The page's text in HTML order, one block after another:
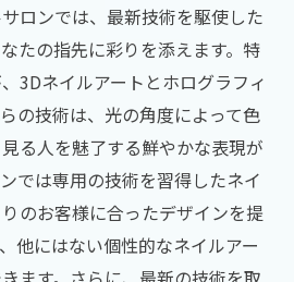
ロンでは、最新技術を駆使した
たの指先に彩りを添えます。特
3Dネイルアートとホログラフィ
の技術は、光の角度によって色
る人を魅了する鮮やかな表現が
では専用の技術を習得したネイ
のお客様に合ったデザインを提
他にはない個性的なネイルアー